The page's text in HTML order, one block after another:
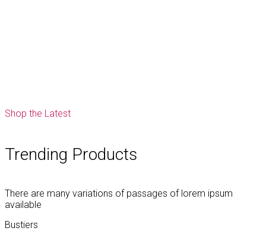
Shop the Latest
Trending Products
There are many variations of passages of lorem ipsum
available
Bustiers